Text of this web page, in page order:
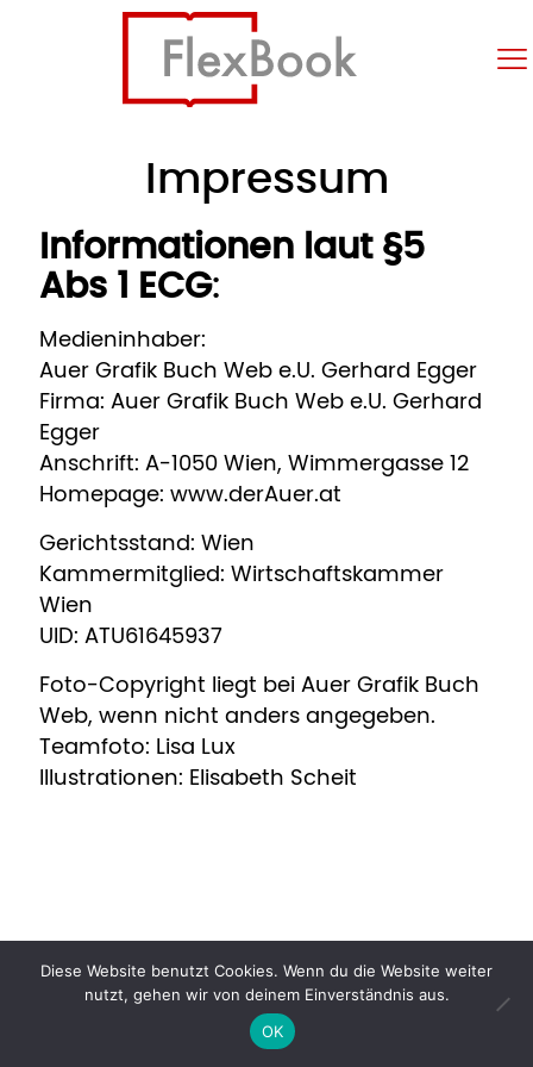
Impressum
Informationen laut §5
Abs 1 ECG:
Medieninhaber:
Auer Grafik Buch Web e.U. Gerhard Egger
Firma: Auer Grafik Buch Web e.U. Gerhard
Egger
Anschrift: A-1050 Wien, Wimmergasse 12
Homepage: www.derAuer.at
Gerichtsstand: Wien
Kammermitglied: Wirtschaftskammer
Wien
UID: ATU61645937
Foto-Copyright liegt bei Auer Grafik Buch
Web, wenn nicht anders angegeben.
Teamfoto: Lisa Lux
Illustrationen: Elisabeth Scheit
© Auer Grafik Buch Web 2022
Diese Website benutzt Cookies. Wenn du die Website weiter
nutzt, gehen wir von deinem Einverständnis aus.
OK